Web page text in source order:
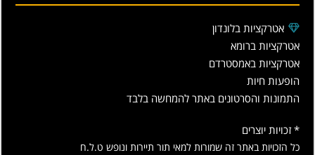
אטרקציות בלונדון
אטרקציות ברומא
אטרקציות באמסטרדם
הופעות חיות
התמונות והסרטונים באתר להמחשה בלבד
* זכויות יוצרים
כל הזכויות באתר זה שמורות למאי תור תיירות ונופש ט.ל.ח